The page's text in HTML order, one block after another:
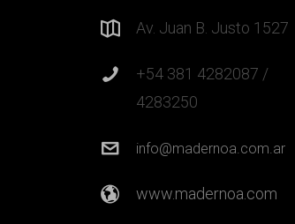
Av. Juan B. Justo 1527
+54 381 4282087 /
4283250
info@madernoa.com.ar
www.madernoa.com